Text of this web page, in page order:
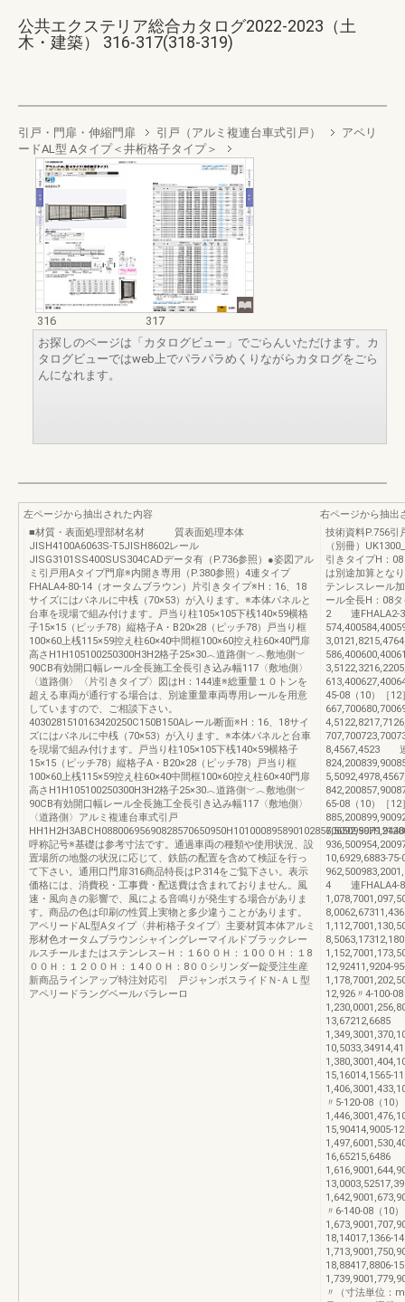
公共エクステリア総合カタログ2022-2023（土
木・建築） 316-317(318-319)
引戸・門扉・伸縮門扉 引戸（アルミ複連台車式引戸）
アペリ
ードAL型 Aタイプ＜井桁格子タイプ＞
316
317
お探しのページは「カタログビュー」でごらんいただけます。カ
タログビューではweb上でパラパラめくりながらカタログをごら
んになれます。
左ページから抽出された内容
■材質・表面処理部材名材 質表面処理本体
JISH4100A6063S-T5JISH8602レール
JISG3101SS400SUS304CADデータ有（P.736参照）●姿図アル
ミ引戸用Aタイプ門扉※内開き専用（P.380参照）4連タイプ
FHALA4-80-14（オータムブラウン）片引きタイプ※H：16、18
サイズにはパネルに中桟（70×53）が入ります。※本体パネルと
台車を現場で組み付けます。戸当り柱105×105下桟140×59横格
子15×15（ピッチ78）縦格子A・B20×28（ピッチ78）戸当り框
100×60上桟115×59控え柱60×40中間框100×60控え柱60×40門扉
高さH1H105100250300H3H2格子25×30︿道路側﹀︿敷地側﹀
90CB有効開口幅レール全長施工全長引き込み幅117〈敷地側〉
〈道路側〉〈片引きタイプ〉図はH：144連※総重量１０トンを
超える車両が通行する場合は、別途重量車両専用レールを用意
していますので、ご相談下さい。
4030281510163420250C150B150Aレール断面※H：16、18サイ
ズにはパネルに中桟（70×53）が入ります。※本体パネルと台車
を現場で組み付けます。戸当り柱105×105下桟140×59横格子
15×15（ピッチ78）縦格子A・B20×28（ピッチ78）戸当り框
100×60上桟115×59控え柱60×40中間框100×60控え柱60×40門扉
高さH1H105100250300H3H2格子25×30︿道路側﹀︿敷地側﹀
90CB有効開口幅レール全長施工全長引き込み幅117〈敷地側〉
〈道路側〉アルミ複連台車式引戸
呼称記号※基礎は参考寸法です。通過車両の種類や使用状況、設
置場所の地盤の状況に応じて、鉄筋の配置を含めて検証を行っ
て下さい。通用口門扉316商品特長はP.314をご覧下さい。表示
価格には、消費税・工事費・配送費は含まれておりません。風
速・風向きの影響で、風による音鳴りが発生する場合がありま
す。商品の色は印刷の性質上実物と多少違うことがあります。
アペリードAL型Aタイプ〈井桁格子タイプ〉主要材質本体アルミ
形材色オータムブラウンシャイングレーマイルドブラックレー
ルスチールまたはステンレス―Ｈ：１6００Ｈ：１0００Ｈ：１8
００Ｈ：１２００Ｈ：１4００Ｈ：8００シリンダー錠受注生産
新商品ラインアップ特注対応引 戸ジャンボスライドＮ-ＡＬ型
アペリードラングベールパラレーロ
右ページから抽出
技術資料P.756引
（別冊）
引きタイプH：
は別途加算とな
テンレスレール
ール全長H：08
2 連FHALA2-
45-08（10）［12
8,4567,4523 連
65-08（10）［12
10,6929,6883-
4 連FHALA4-
12,92411,9204-
12,926〃4-100-
13,67212,6685
15,16014,1565-
〃5-120-08（10
15,90414,9005-
16,65215,6486
〃6-140-08（10
18,14017,1366-
18,88417,8806-
〃（寸法単位：